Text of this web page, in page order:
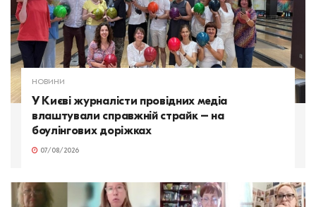
НОВИНИ
У Києві журналісти провідних медіа
влаштували справжній страйк – на
боулінгових доріжках
07/08/2026